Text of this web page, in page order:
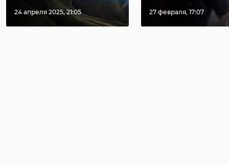
24 апреля 2025, 21:05 27 февраля, 17:07